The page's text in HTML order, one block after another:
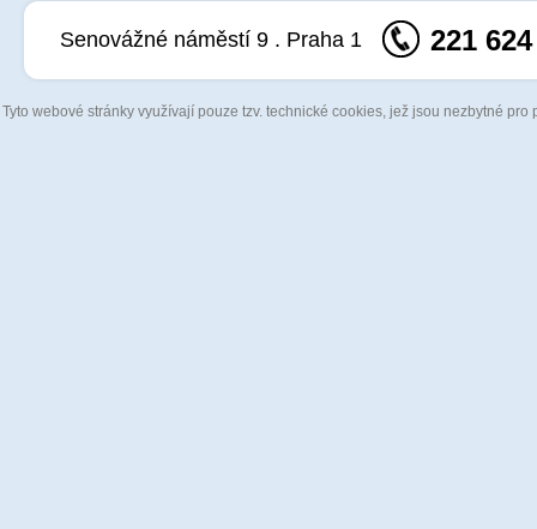
Senovážné náměstí 9 . Praha 1 221
Tyto webové stránky využívají pouze tzv. technické cookies, jež jsou nezbytné